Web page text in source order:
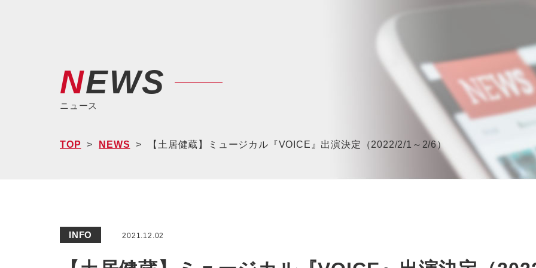
NEWS
ニュース
TOP NEWS 【土居健蔵】ミュージカル『VOICE』出演決定（2022/2/1～2/6）
INFO 2021.12.02